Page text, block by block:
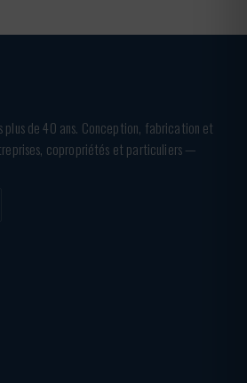
de 40 ans. Conception, fabrication et
copropriétés et particuliers —